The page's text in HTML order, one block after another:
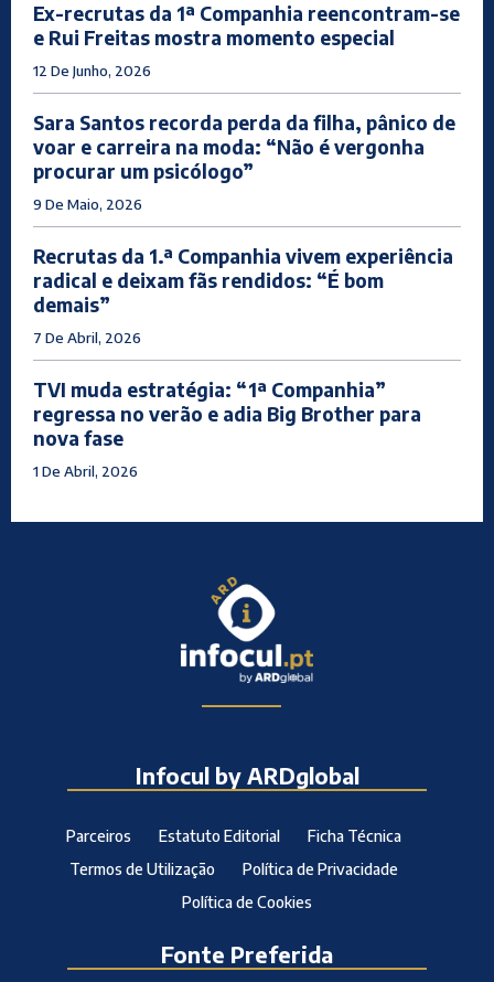
Ex-recrutas da 1ª Companhia reencontram-se
e Rui Freitas mostra momento especial
12 De Junho, 2026
Sara Santos recorda perda da filha, pânico de
voar e carreira na moda: “Não é vergonha
procurar um psicólogo”
9 De Maio, 2026
Recrutas da 1.ª Companhia vivem experiência
radical e deixam fãs rendidos: “É bom
demais”
7 De Abril, 2026
TVI muda estratégia: “1ª Companhia”
regressa no verão e adia Big Brother para
nova fase
1 De Abril, 2026
Infocul by ARDglobal
Parceiros Estatuto Editorial
Ficha Técnica
Termos de Utilização
Política de Privacidade
Política de Cookies
Fonte Preferida